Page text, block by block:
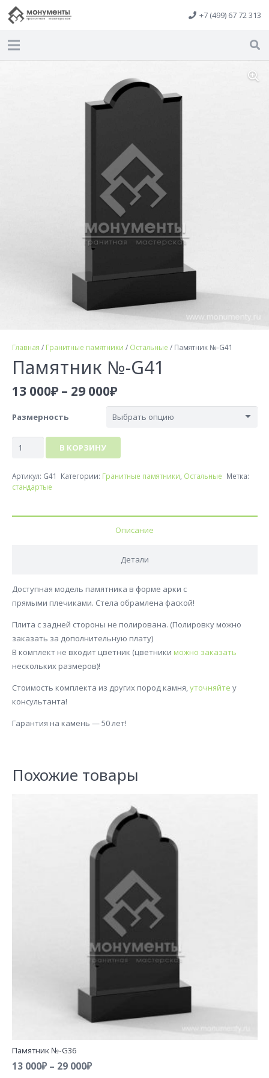
+7 (499) 67 72 313
Главная / Гранитные памятники / Остальные / Памятник №-G41
Памятник №-G41
13 000₽ – 29 000₽Диапазон
цен:
13
29
000₽
Размерность
Количество
№-
В КОРЗИНУ
Артикул: G41 Категории: Гранитные памятники Остальные Метка:
стандартые
Описание
Детали
Доступная модель памятника в форме арки с
прямыми плечиками. Стела обрамлена фаской!
Плита с задней стороны не полирована. (Полировку можно
заказать за дополнительную плату)
В комплект не входит цветник (цветники можно заказать
нескольких размеров)!
Стоимость комплекта из других пород камня,уточняйте у
консультанта!
Гарантия на камень — 50 лет!
Похожие товары
Памятник №-G36
13 000₽ – 29 000₽Диапазон